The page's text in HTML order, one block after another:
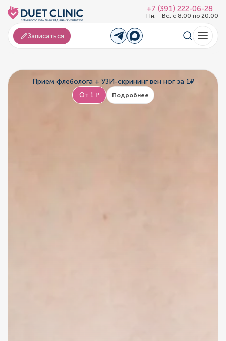
+7 (391) 222-06-28
Пн. - Вс. с 8.00 по 20.00
Записаться
Прием флеболога + УЗИ-скрининг вен ног за 1₽
От 1 ₽ Подробнее